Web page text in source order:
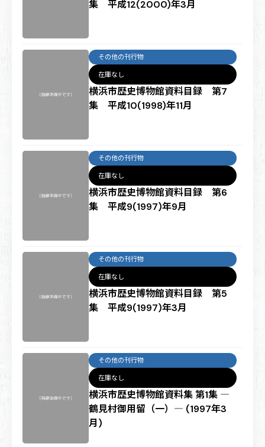
集 平成12(2000)年3月
横浜市歴史博物館資料目録 第7
集 平成10(1998)年11月
その他の刊行物
在庫なし
横浜市歴史博物館資料目録 第6
集 平成9(1997)年9月
その他の刊行物
在庫なし
横浜市歴史博物館資料目録 第5
集 平成9(1997)年3月
その他の刊行物
在庫なし
横浜市歴史博物館資料集 第1集 ―
鶴見村御用留（一）― (1997年3
月)
その他の刊行物
在庫なし